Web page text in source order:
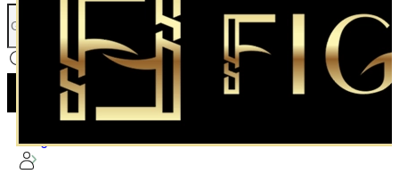
Pagrindinis